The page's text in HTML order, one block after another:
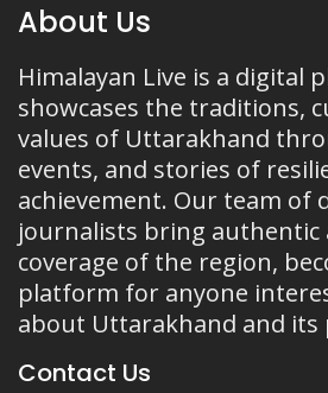
About Us
Himalayan Live is a digital
showcases the traditions,
values of Uttarakhand
events, and stories of
achievement. Our team of
journalists bring authentic
coverage of the region,
platform for anyone
about Uttarakhand and its
Contact Us